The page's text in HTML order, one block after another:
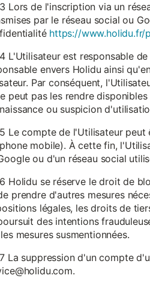
Lors de l'inscription via un
par le réseau social ou
https://www.holidu.fr/
L'Utilisateur est responsable
envers Holidu ainsi
Par conséquent,
peut pas les rendre
ou suspicion
Le compte de l'Utilisateur
mobile). À cette fin,
ou d'un réseau social
Holidu se réserve le droit de
prendre d'autres mesures
légales, les droits de
des intentions
mesures susmentionnées.
La suppression d'un compte